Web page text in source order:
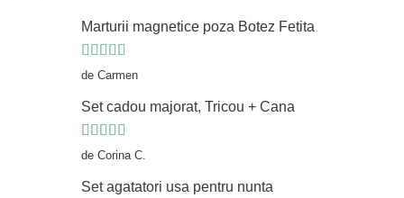
Marturii magnetice poza Botez Fetita
Evaluat la
de Carmen
Set cadou majorat, Tricou + Cana
Evaluat la5
de Corina C.
Set agatatori usa pentru nunta